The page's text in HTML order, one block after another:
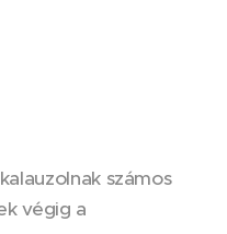
számos
végig a